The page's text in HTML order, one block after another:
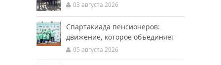
03 августа 2026
Спартакиада пенсионеров:
движение, которое объединяет
05 августа 2026